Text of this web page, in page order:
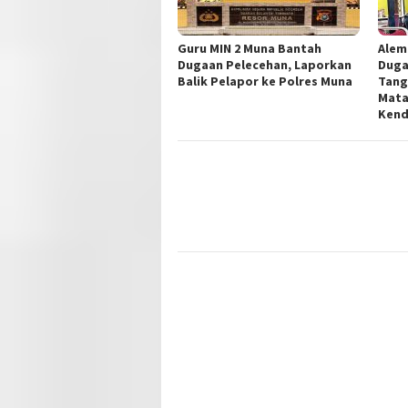
Guru MIN 2 Muna Bantah
Dugaan Pelecehan, Laporkan
Balik Pelapor ke Polres Muna